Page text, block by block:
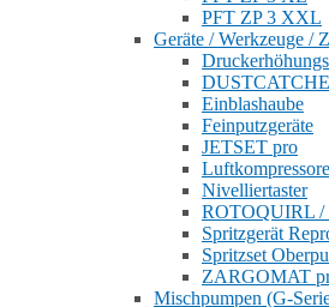
PFT ZP 3 XXL
Geräte / Werkzeuge /
Einblashaube
Feinputzgeräte
JETSET pro
Nivelliertaster
ROTOQUIRL
Spritzgerät
Spritzset
ZARGOMAT
Mischpumpen (G-